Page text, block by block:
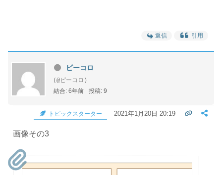
返信 引用
ピーコロ
(@ピーコロ)
結合: 6年前
投稿: 9
トピックスターター 2021年1月20日 20:19
画像その3